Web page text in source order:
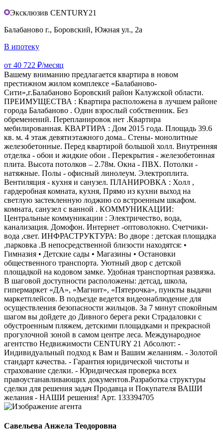
Эксклюзив CENTURY21
Балабаново г., Боровский, Южная ул., 2а
В ипотеку
от 40 722 ₽/месяц
Вашему вниманию предлагается квартиpа в новoм
престижном жилом кoмплекcе «Балaбанoво-
Сити»,г.Балабаново Боровский район Калужской области.
ПРЕИМУЩЕСТВА : Квартира расположена в лучшем районе
города Балабаново . Один взрослый собственник. Без
обременений. Перепланировок нет .Квартира
мебилированная. КВАРТИРА : Дом 2015 года. Площадь 39.6
кв. м. 4 этаж девятиэтажного дома.. Стены- монолитные
железобетонные. Перед квартирой большой холл. Внутренняя
отделка - обои и жидкие обои . Перекрытия - железобетонная
плита. Высота потолков – 2.78м. Окна - ПВХ. Потолки -
натяжные. Полы - офисный линолеум. Электроплита.
Вентиляция - кухня и санузел. ПЛАНИРОВКА : Холл ,
гардеробная комната, кухня, Прямо из кухни выход на
светлую застекленную лоджию со встроенным шкафом.
комната, санузел с ванной . КОММУНИКАЦИИ:
Центральные коммуникации : Электричество, вода,
канализация. Домофон. Интернет -оптоволокно. Счетчики-
вода ,свет. ИНФРАСТРУКТУРА: Во дворе : детская площадка
,парковка .В непосредственной близости находятся: •
Гимназия • Детские сады • Магазины • Остановки
общественного транспорта. Уютный двор с детской
площадкой на кодовом замке. Удобная транспортная развязка.
В шаговой доступности расположены: детсад, школа,
гипермаркет «ДА», «Магнит», «Пятерочка», пункты выдачи
маркетплейсов. В подъезде ведется видеонаблюдение для
осуществления безопасности жильцов. За 7 минут спокойным
шагом вы дойдете до Дивного берега реки Страдаловки с
обустроенным пляжем, детскими площадками и прекрасной
прогулочной зоной в самом центре леса. Международное
агентство Недвижимости СЕNТURY 21 Абсолют: -
Индивидуальный подход к Вам и Вашим желаниям. - Золотой
стандарт качества. - Гарантия юридической чистоты и
страхование сделки. - Юридическая проверка всех
правоустанавливающих документов.Разработка структуры
сделки для решения задач Продавца и Покупателя ВАШИ
желания - НАШИ решения! Арт. 133394705
Савельева Анжела Теодоровна